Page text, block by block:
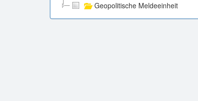
Geopolitische Meldeeinheit